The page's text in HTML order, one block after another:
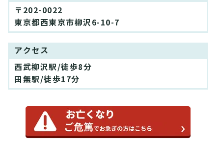
〒202-0022
東京都西東京市柳沢6-10-7
アクセス
西武柳沢駅/徒歩8分
田無駅/徒歩17分